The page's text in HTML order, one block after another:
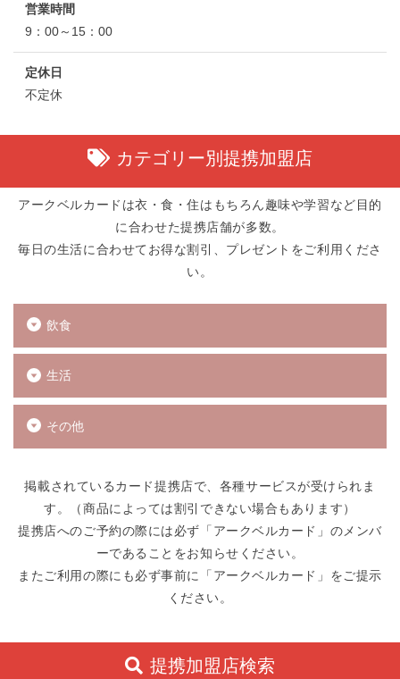
営業時間
9：00～15：00
定休日
不定休
カテゴリー別提携加盟店
アークベルカードは衣・食・住はもちろん趣味や学習など目的
に合わせた提携店舗が多数。
毎日の生活に合わせてお得な割引、プレゼントをご利用くださ
い。
飲食
生活
その他
掲載されているカード提携店で、各種サービスが受けられま
す。（商品によっては割引できない場合もあります）
提携店へのご予約の際には必ず「アークベルカード」のメンバ
ーであることをお知らせください。
またご利用の際にも必ず事前に「アークベルカード」をご提示
ください。
提携加盟店検索